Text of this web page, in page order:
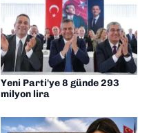
Yeni Parti'ye 8 günde 293
milyon lira